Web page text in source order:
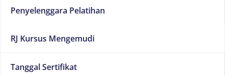
Penyelenggara Pelatihan
RJ Kursus Mengemudi
Tanggal Sertifikat